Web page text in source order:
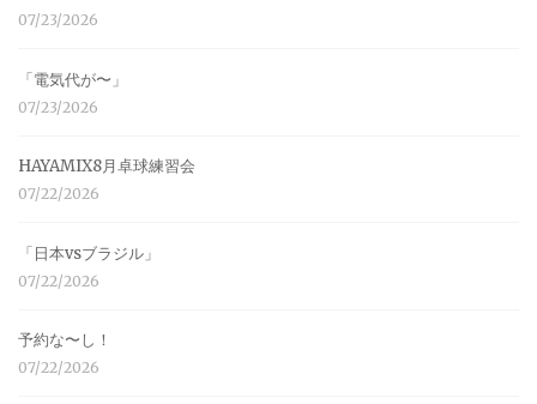
07/23/2026
「電気代が〜」
07/23/2026
HAYAMIX8月卓球練習会
07/22/2026
「日本vsブラジル」
07/22/2026
予約な〜し！
07/22/2026